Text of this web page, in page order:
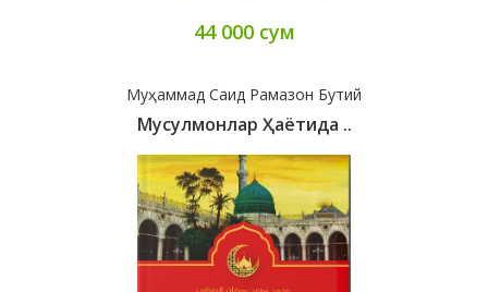
44 000 сум
Муҳаммад Саид Рамазон Бутий
Мусулмонлар Ҳаётида ..